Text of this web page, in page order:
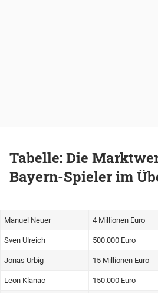
Tabelle: Die
Bayern-Spieler im
Manuel Neuer 4 Millionen Euro
Sven Ulreich 500.000 Euro
Jonas Urbig 15 Millionen Euro
Leon Klanac 150.000 Euro